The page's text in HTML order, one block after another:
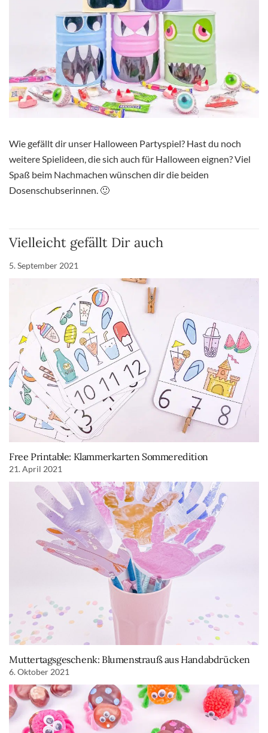
Wie gefällt dir unser Halloween Partyspiel? Hast du noch
weitere Spielideen, die sich auch für Halloween eignen? Viel
Spaß beim Nachmachen wünschen dir die beiden
Dosenschubserinnen. 🙂
Vielleicht gefällt Dir auch
5. September 2021
Free Printable: Klammerkarten Sommeredition
21. April 2021
Muttertagsgeschenk: Blumenstrauß aus Handabdrücken
6. Oktober 2021